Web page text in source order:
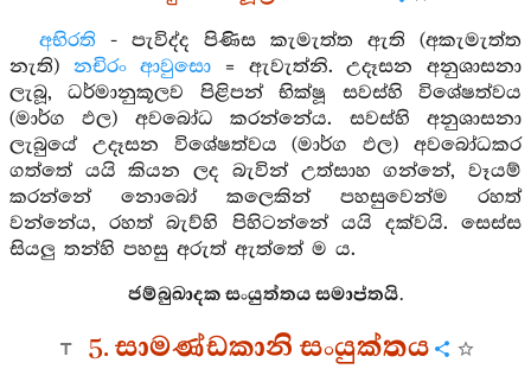
අභිරති - පැවිද්ද පිණිස කැමැත්ත ඇති (අකැමැත්ත
නැති) නචිරං ආවුසො = ඇවැත්නි. උදෑසන අනුශාසනා
ලැබූ, ධර්මානුකූලව පිළිපන් භික්ෂූ සවස්හි විශේෂත්වය
(මාර්ග ඵල) අවබෝධ කරන්නේය. සවස්හි අනුශාසනා
ලැබුයේ උදෑසන විශේෂත්වය (මාර්ග ඵල) අවබෝධකර
ගත්තේ යයි කියන ලද බැවින් උත්සාහ ගන්නේ, වෑයම්
කරන්නේ නොබෝ කලෙකින් පහසුවෙන්ම රහත්
වන්නේය, රහත් බැව්හි පිහිටන්නේ යයි දක්වයි. සෙස්ස
සියලු තන්හි පහසු අරුත් ඇත්තේ ම ය.
ජම්බුඛාදක සංයුත්තය සමාප්තයි.
5. සාමණ්ඩකානි සංයුක්තය